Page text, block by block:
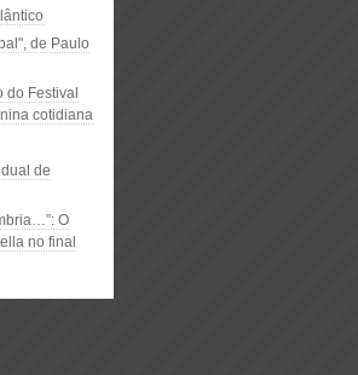
de Paulo
do Festival
cotidiana
de
O
no final